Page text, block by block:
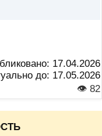
17.04.2026
до: 17.05.2026
👁 82